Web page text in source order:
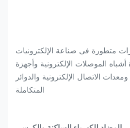
متطورة في صناعة الإلكترونيات
الموصلات الإلكترونية وأجهزة
ومعدات الاتصال الإلكترونية والدوائر
المتكاملة